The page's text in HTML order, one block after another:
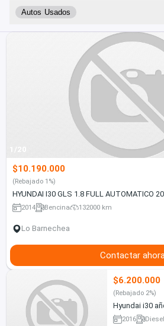
Autos Usados
1/20
$10.190.000
(Rebajado 1%)
HYUNDAI I30 GLS
2014 Bencina 132000 km
Lo Barnechea
Contactar
$6.200.000
(Rebajado 2%)
Hyundai i30
2016